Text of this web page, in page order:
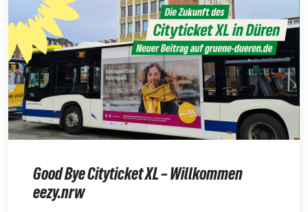
Good Bye Cityticket XL – Willkommen
eezy.nrw